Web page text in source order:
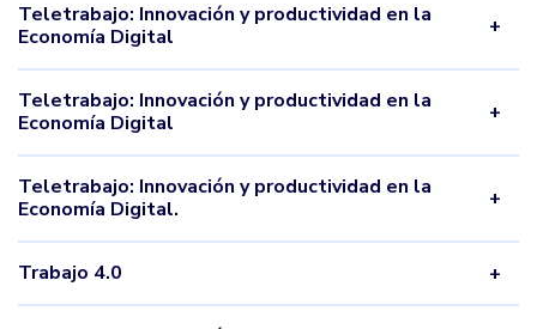
Teletrabajo: Innovación y productividad en la
Economía Digital
Teletrabajo: Innovación y productividad en la
Economía Digital
Teletrabajo: Innovación y productividad en la
Economía Digital.
Trabajo 4.0